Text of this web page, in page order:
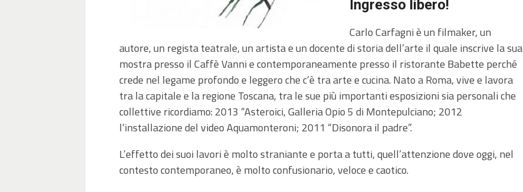
Ingresso libero!
Carlo Carfagni è un filmaker, un
autore, un regista teatrale, un artista e un docente di storia dell’arte il quale inscrive la sua
mostra presso il Caffè Vanni e contemporaneamente presso il ristorante Babette perché
crede nel legame profondo e leggero che c’è tra arte e cucina. Nato a Roma, vive e lavora
tra la capitale e la regione Toscana, tra le sue più importanti esposizioni sia personali che
collettive ricordiamo: 2013 “Asteroici, Galleria Opio 5 di Montepulciano; 2012
l’installazione del video Aquamonteroni; 2011 “Disonora il padre”.
L’effetto dei suoi lavori è molto straniante e porta a tutti, quell’attenzione dove oggi, nel
contesto contemporaneo, è molto confusionario, veloce e caotico.